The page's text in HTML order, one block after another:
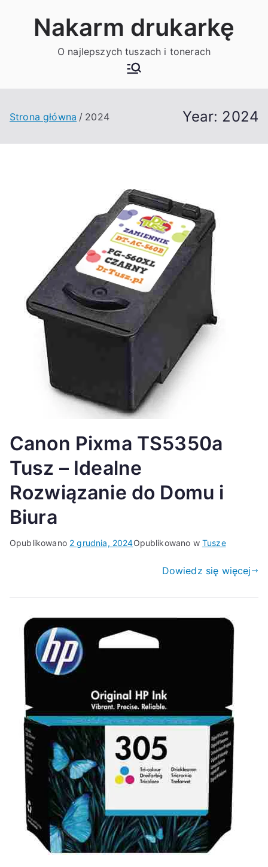
Nakarm drukarkę
O najlepszych tuszach i tonerach
Year: 2024
Strona główna 2024
Canon Pixma TS5350a
Tusz – Idealne
Rozwiązanie do Domu i
Biura
Opublikowano 2 grudnia, 2024Opublikowano w Tusze
Dowiedz się więcej